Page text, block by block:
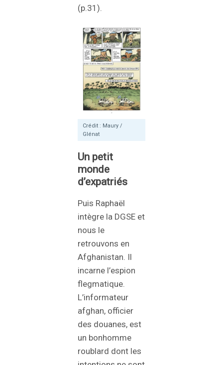
(p.31).
Crédit : Maury /
Glénat
Un petit
monde
d’expatriés
Puis Raphaël
intègre la DGSE et
nous le
retrouvons en
Afghanistan. Il
incarne l’espion
flegmatique.
L’informateur
afghan, officier
des douanes, est
un bonhomme
roublard dont les